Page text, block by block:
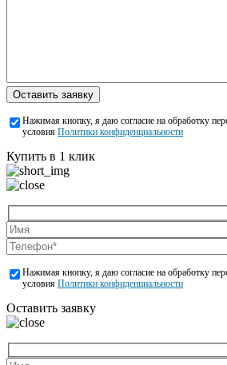
Оставить заявку
Нажимая кнопку, я даю согласие на обработку
условия Политики конфиденциальности
Купить в 1 клик
Нажимая кнопку, я даю согласие на обработку
условия Политики конфиденциальности
Оставить заявку